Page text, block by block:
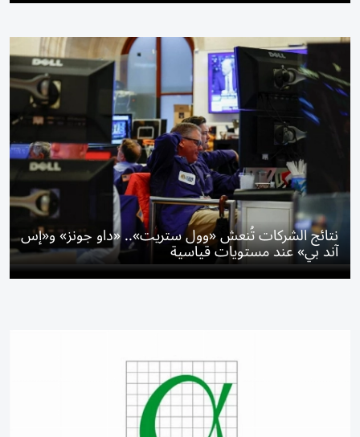
نتائج الشركات تُنعش «وول ستريت».. «داو جونز» و«إس
آند بي» عند مستويات قياسية